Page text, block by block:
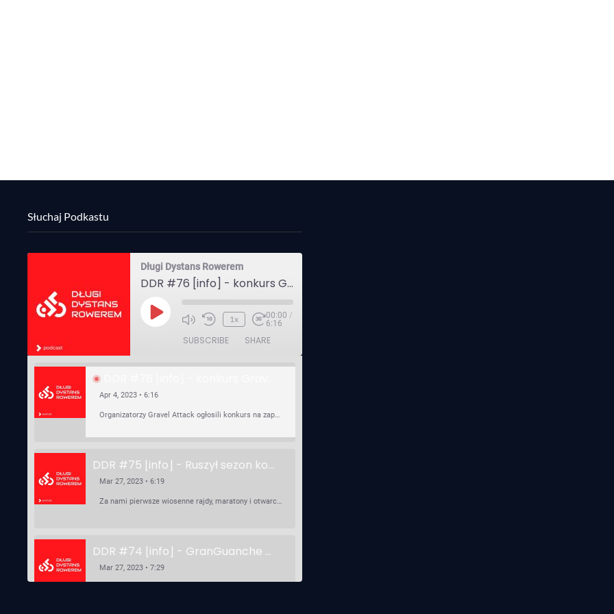
Słuchaj Podkastu
Długi Dystans Rowerem
DDR #76 [info] - konkurs Gravel Attack, Varmia Gravel, Bike Expo, Inspire India Ultra Race
Play
1x 00:00 /
6:16
SUBSCRIBE SHARE
Apr 4, 2023 • 6:16
Organizatorzy Gravel Attack ogłosili konkurs na zaprojektowanie koszulki. Varmia Gravel 2023 przypomina o możliwości podzielenia opłaty startowej na dwie raty 50/50 – na zero procent! …
DDR #75 [info] - Ruszył sezon kolarski! Pierwszy Brevet Race Through Poland, Otwarcie sezonu Rajdy Dla Frajdy, Ankieta Rowerowa, przygotowania do Race Around Poland
Mar 27, 2023 • 6:19
Za nami pierwsze wiosenne rajdy, maratony i otwarcia sezonu, choć w Gdańsku zima nie powiedziała jeszcze ostatniego słowa bo właśnie pada śnieg. Linki: ⁠http://watahaultrarace.pl/⁠⁠https://rajdydlafrajdy.pl/⁠https://brevety.pl/brevets⁠⁠https://racearoundpoland.pl/⁠⁠https://granguanche.com/audax/audaxgravel/⁠⁠Ankieta Rowerowa…
DDR #74 [info] - GranGuanche Gravel startuje w piątek! Wataha Ultra Race Wiosna - zaprasza Mateusz Szafraniec. Dwie samochwałki
Mar 27, 2023 • 7:29